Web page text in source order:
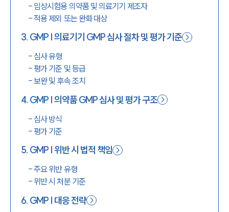
- 임상시험용 의약품 및 의료기기 제조자
-적용 제외 또는 완화 대상
3. GMP | 의료기기 GMP 심사 절차 및 평가 기준
- 심사 유형
- 평가 기준 및 등급
-보완 및 후속 조치
4. GMP | 의약품 GMP 심사 및 평가 구조
- 심사 방식
- 평가 기준
5. GMP | 위반 시 법적 책임
-주요 위반 유형
- 위반 시 처분 기준
6. GMP | 대응 전략